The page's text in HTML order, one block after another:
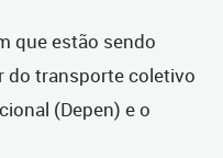
que estão sendo
do transporte coletivo
(Depen) e o